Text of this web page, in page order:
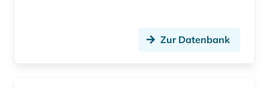
Zur Datenbank